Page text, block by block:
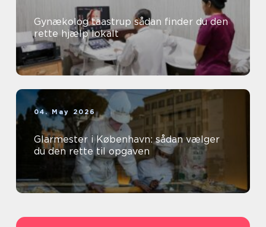
Gynækolog taastrup sådan finder du den
rette hjælp lokalt
04. May 2026
Glarmester i København: sådan vælger
du den rette til opgaven